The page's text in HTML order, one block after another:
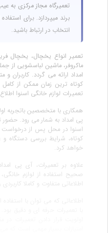
تعمیرگاه مجاز مرکزی به
برند میپردازد. برای
انتخاب در ارتباط باشید.
تعمیر انواع یخچال، یخچال
ماکروفر، ماشین لباسشویی از
امداد ارائه می گردد. کاربران و
کوتاه ترین زمان ممکن از
تعمیرات لوازم خانگی اسنوا
همکاری با متخصصین باتجربه
پی امداد به شمار می رود.
اسنوا در محل پس از درخواست
کوتاه، شرایط بررسی دستگاه
خواهد کرد.
علاوه بر تعمیرات، آی پی
صحیح استفاده از لوازم
اطلاعاتی متفاوت و کاملا کاربردی